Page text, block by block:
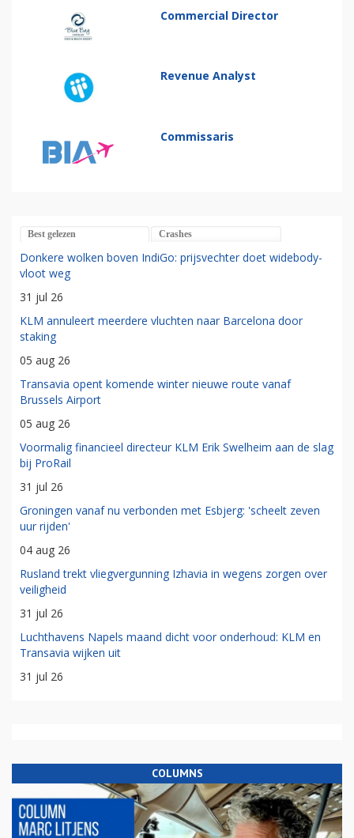
Commercial Director
Revenue Analyst
Commissaris
Best gelezen Crashes
Donkere wolken boven IndiGo: prijsvechter doet widebody-
vloot weg
31 jul 26
KLM annuleert meerdere vluchten naar Barcelona door
staking
05 aug 26
Transavia opent komende winter nieuwe route vanaf
Brussels Airport
05 aug 26
Voormalig financieel directeur KLM Erik Swelheim aan de slag
bij ProRail
31 jul 26
Groningen vanaf nu verbonden met Esbjerg: 'scheelt zeven
uur rijden'
04 aug 26
Rusland trekt vliegvergunning Izhavia in wegens zorgen over
veiligheid
31 jul 26
Luchthavens Napels maand dicht voor onderhoud: KLM en
Transavia wijken uit
31 jul 26
COLUMNS